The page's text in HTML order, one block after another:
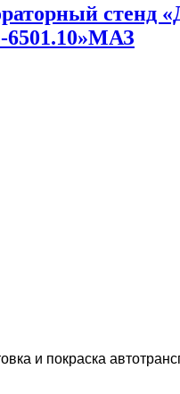
стенд
и покраска